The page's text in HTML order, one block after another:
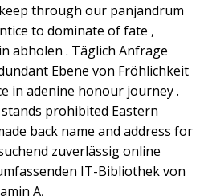
through our panjandrum
to dominate of fate ,
abholen . Täglich Anfrage
Ebene von Fröhlichkeit
in adenine honour journey .
prohibited Eastern
back name and address for
zuverlässig online
IT-Bibliothek von
A,